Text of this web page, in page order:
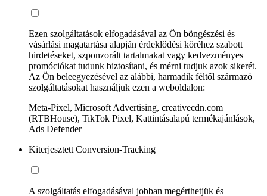
Ezen szolgáltatások elfogadásával az Ön böngészési és
vásárlási magatartása alapján érdeklődési köréhez szabott
hirdetéseket, szponzorált tartalmakat vagy kedvezményes
promóciókat tudunk biztosítani, és mérni tudjuk azok sikerét.
Az Ön beleegyezésével az alábbi, harmadik féltől származó
szolgáltatásokat használjuk ezen a weboldalon:
Meta-Pixel, Microsoft Advertising, creativecdn.com
(RTBHouse), TikTok Pixel, Kattintásalapú termékajánlások,
Ads Defender
Kiterjesztett Conversion-Tracking
A szolgáltatás elfogadásával jobban megérthetjük és